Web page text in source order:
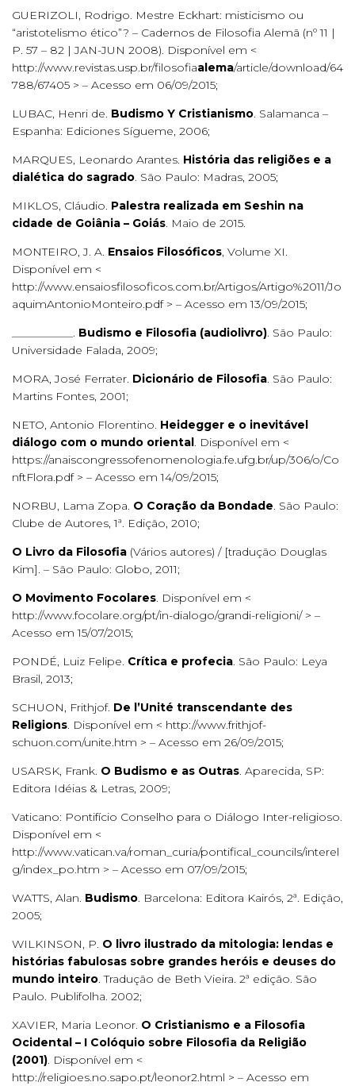
GUERIZOLI, Rodrigo. Mestre Eckhart: misticismo ou
“aristotelismo ético”? – Cadernos de Filosofia Alemã (nº 11 |
P. 57 – 82 | JAN-JUN 2008). Disponível em <
http://www.revistas.usp.br/filosofiaalema/article/download/64
788/67405 > – Acesso em 06/09/2015;
LUBAC, Henri de. Budismo Y Cristianismo. Salamanca –
Espanha: Ediciones Sígueme, 2006;
MARQUES, Leonardo Arantes. História das religiões e a
dialética do sagrado. São Paulo: Madras, 2005;
MIKLOS, Cláudio. Palestra realizada em Seshin na
cidade de Goiânia – Goiás. Maio de 2015.
MONTEIRO, J. A. Ensaios Filosóficos, Volume XI.
Disponível em <
http://www.ensaiosfilosoficos.com.br/Artigos/Artigo%2011/Jo
aquimAntonioMonteiro.pdf > – Acesso em 13/09/2015;
___________. Budismo e Filosofia (audiolivro). São Paulo:
Universidade Falada, 2009;
MORA, José Ferrater. Dicionário de Filosofia. São Paulo:
Martins Fontes, 2001;
NETO, Antonio Florentino. Heidegger e o inevitável
diálogo com o mundo oriental. Disponível em <
https://anaiscongressofenomenologia.fe.ufg.br/up/306/o/Co
nftFlora.pdf > – Acesso em 14/09/2015;
NORBU, Lama Zopa. O Coração da Bondade. São Paulo:
Clube de Autores, 1ª. Edição, 2010;
O Livro da Filosofia (Vários autores) / [tradução Douglas
Kim]. – São Paulo: Globo, 2011;
O Movimento Focolares. Disponível em <
http://www.focolare.org/pt/in-dialogo/grandi-religioni/ > –
Acesso em 15/07/2015;
PONDÉ, Luiz Felipe. Crítica e profecia. São Paulo: Leya
Brasil, 2013;
SCHUON, Frithjof. De l’Unité transcendante des
Religions. Disponível em < http://www.frithjof-
schuon.com/unite.htm > – Acesso em 26/09/2015;
USARSK, Frank. O Budismo e as Outras. Aparecida, SP:
Editora Idéias & Letras, 2009;
Vaticano: Pontifício Conselho para o Diálogo Inter-religioso.
Disponível em <
http://www.vatican.va/roman_curia/pontifical_councils/interel
g/index_po.htm > – Acesso em 07/09/2015;
WATTS, Alan. Budismo. Barcelona: Editora Kairós, 2ª. Edição,
2005;
WILKINSON, P. O livro ilustrado da mitologia: lendas e
histórias fabulosas sobre grandes heróis e deuses do
mundo inteiro. Tradução de Beth Vieira. 2ª edição. São
Paulo. Publifolha. 2002;
XAVIER, Maria Leonor. O Cristianismo e a Filosofia
Ocidental – I Colóquio sobre Filosofia da Religião
(2001). Disponível em <
http://religioes.no.sapo.pt/leonor2.html > – Acesso em